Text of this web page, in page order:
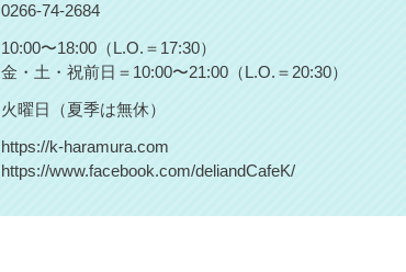
0266-74-2684
10:00〜18:00（L.O.＝17:30）
金・土・祝前日＝10:00〜21:00（L.O.＝20:30）
火曜日（夏季は無休）
https://k-haramura.com
https://www.facebook.com/deliandCafeK/